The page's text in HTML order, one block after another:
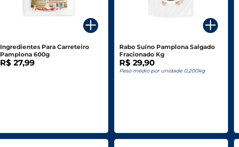
Ingredientes Para Carreteiro
Pamplona 600g
R$ 27,99
Rabo Suíno Pamplona Salgado
Fracionado Kg
R$ 29,90
Peso médio por unidade 0,200kg